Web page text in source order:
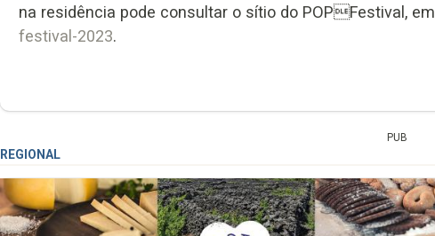
na residência pode consultar o sítio do POPFestival, em
festival-2023.
PUB
REGIONAL